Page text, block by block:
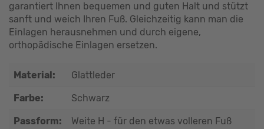
garantiert Ihnen bequemen und guten Halt und stützt
sanft und weich Ihren Fuß. Gleichzeitig kann man die
Einlagen herausnehmen und durch eigene,
orthopädische Einlagen ersetzen.
Material: Glattleder
Farbe: Schwarz
Passform: Weite H - für den etwas volleren Fuß